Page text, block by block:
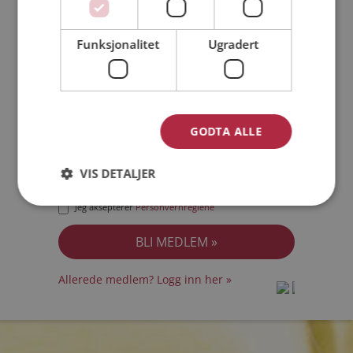
Jeg akseptererPersonvernreglene
Allerede medlem? Logg inn her »
Funksjonalitet Ugradert
GODTA ALLE
VIS DETALJER